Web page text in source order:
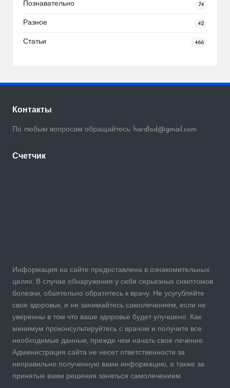
Познавательно 74
Разное 42
Статьи 466
Контакты
По любым вопросам обращайтесь: hardlod@gmail.com
Счетчик
Информация на сайте предоставлена в ознакомительных
целях. В случае обнаружения у себя серьезных симптомов
болезни, обаятельно обратитесь к врачу. Не усугубляйте
свое здоровье, и не занимайтесь самолечением, если не
уверенны в том что ваше здоровье будет улучшено. Как
минимум проконсультируйтесь с врачом и получите все
необходимые данные, прежде чем начать свое лечение.
Администрация сайта не несет ответственности за
неправильно полученную вами информацию, а также за
принятые вами решения заняться самолечением.